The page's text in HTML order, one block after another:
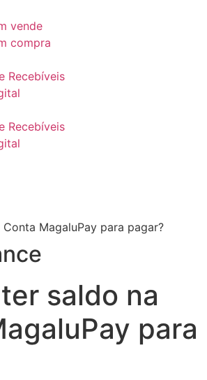
vende
compra
Recebíveis
Recebíveis
MagaluPay para pagar?
saldo na
para